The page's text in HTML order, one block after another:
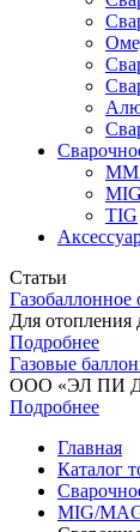
TIG
Статьи
Газобаллонное
Для отопления
Подробнее
Газовые
ООО «ЭЛ ПИ
Подробнее
Главная
Каталог
MIG/